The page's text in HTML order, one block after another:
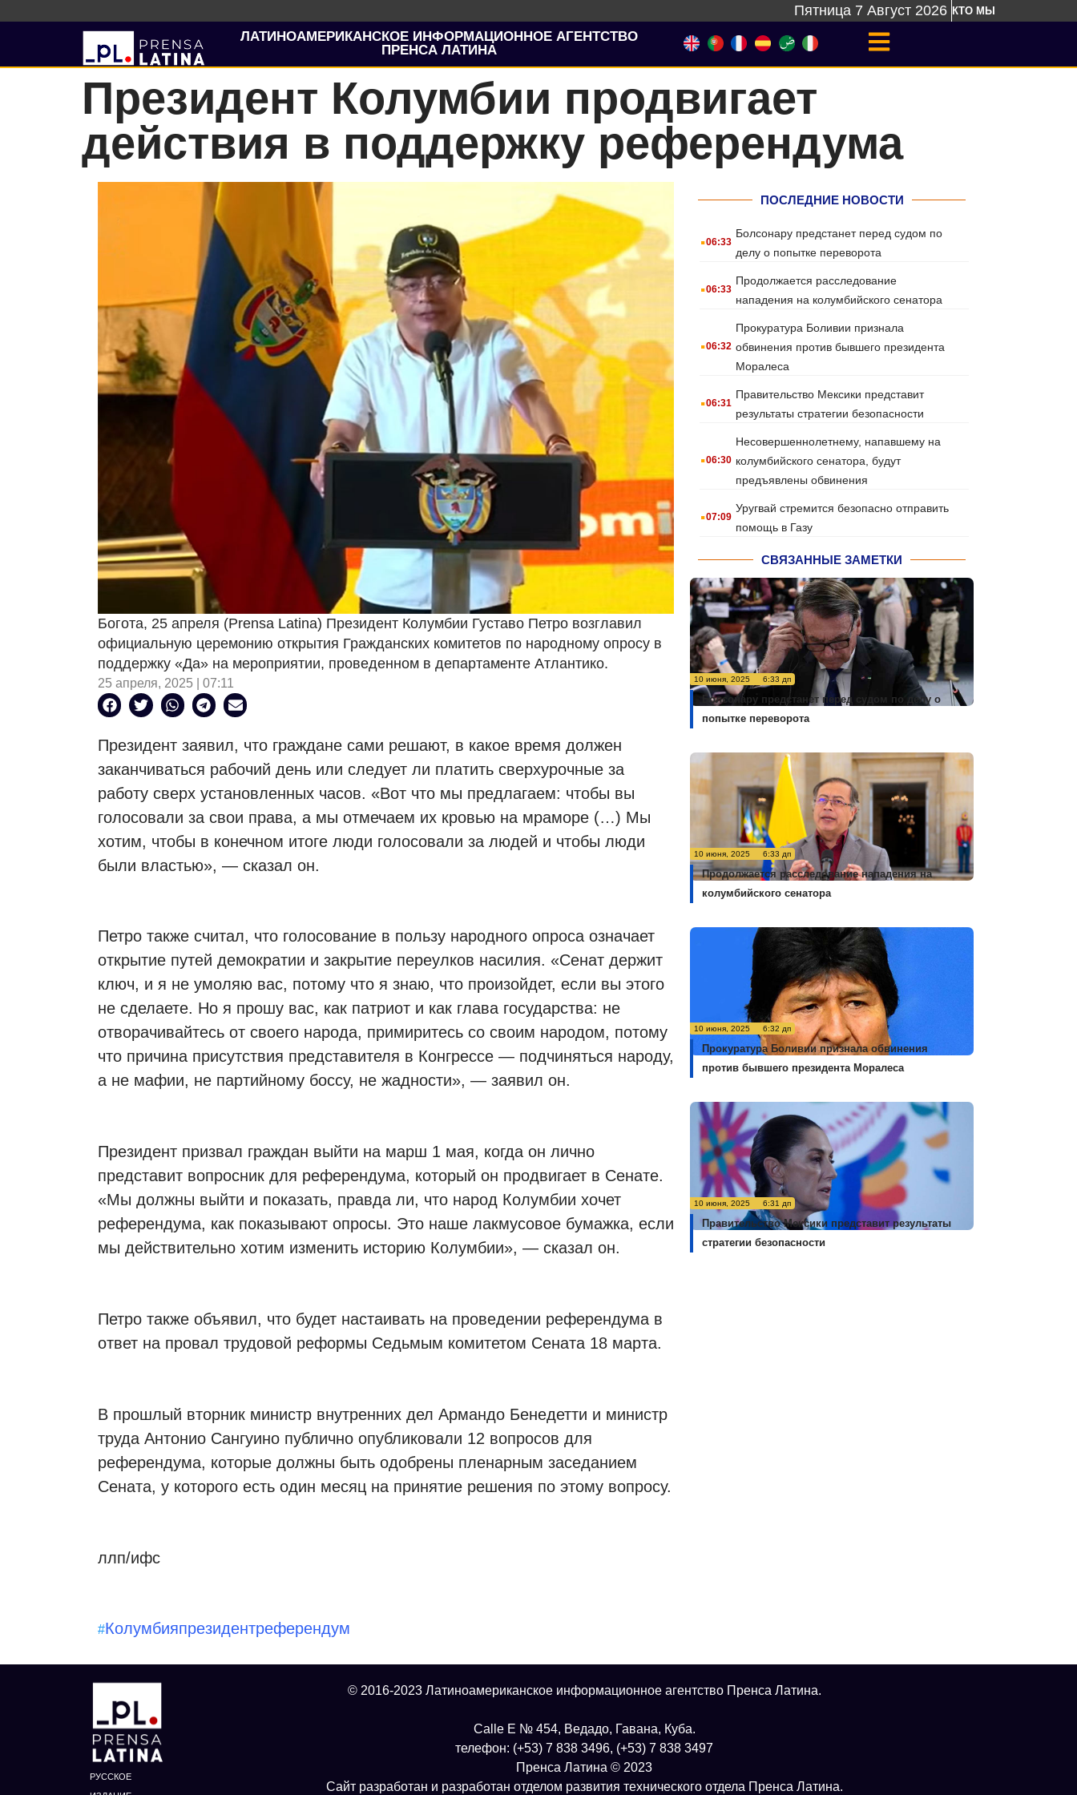
Пятница 7 Август 2026 КТО МЫ
ЛАТИНОАМЕРИКАНСКОЕ ИНФОРМАЦИОННОЕ АГЕНТСТВО
ПРЕНСА ЛАТИНА
Президент Колумбии продвигает
действия в поддержку референдума
Богота, 25 апреля (Prensa Latina) Президент Колумбии Густаво Петро возглавил
официальную церемонию открытия Гражданских комитетов по народному опросу в
поддержку «Да» на мероприятии, проведенном в департаменте Атлантико.
25 апреля, 2025 | 07:11
Президент заявил, что граждане сами решают, в какое время должен
заканчиваться рабочий день или следует ли платить сверхурочные за
работу сверх установленных часов. «Вот что мы предлагаем: чтобы вы
голосовали за свои права, а мы отмечаем их кровью на мраморе (…) Мы
хотим, чтобы в конечном итоге люди голосовали за людей и чтобы люди
были властью», — сказал он.
Петро также считал, что голосование в пользу народного опроса означает
открытие путей демократии и закрытие переулков насилия. «Сенат держит
ключ, и я не умоляю вас, потому что я знаю, что произойдет, если вы этого
не сделаете. Но я прошу вас, как патриот и как глава государства: не
отворачивайтесь от своего народа, примиритесь со своим народом, потому
что причина присутствия представителя в Конгрессе — подчиняться народу,
а не мафии, не партийному боссу, не жадности», — заявил он.
Президент призвал граждан выйти на марш 1 мая, когда он лично
представит вопросник для референдума, который он продвигает в Сенате.
«Мы должны выйти и показать, правда ли, что народ Колумбии хочет
референдума, как показывают опросы. Это наше лакмусовое бумажка, если
мы действительно хотим изменить историю Колумбии», — сказал он.
Петро также объявил, что будет настаивать на проведении референдума в
ответ на провал трудовой реформы Седьмым комитетом Сената 18 марта.
В прошлый вторник министр внутренних дел Армандо Бенедетти и министр
труда Антонио Сангуино публично опубликовали 12 вопросов для
референдума, которые должны быть одобрены пленарным заседанием
Сената, у которого есть один месяц на принятие решения по этому вопросу.
ллп/ифс
#Колумбияпрезидентреферендум
ПОСЛЕДНИЕ НОВОСТИ
.06:33
Болсонару предстанет перед судом по
делу о попытке переворота
.06:33
Продолжается расследование
нападения на колумбийского сенатора
.06:32
Прокуратура Боливии признала
обвинения против бывшего президента
Моралеса
.06:31
Правительство Мексики представит
результаты стратегии безопасности
.06:30
Несовершеннолетнему, напавшему на
колумбийского сенатора, будут
предъявлены обвинения
.07:09
Уругвай стремится безопасно отправить
помощь в Газу
СВЯЗАННЫЕ ЗАМЕТКИ
10 июня, 2025 6:33 дп
Болсонару предстанет перед судом по делу о
попытке переворота
10 июня, 2025 6:33 дп
Продолжается расследование нападения на
колумбийского сенатора
10 июня, 2025 6:32 дп
Прокуратура Боливии признала обвинения
против бывшего президента Моралеса
10 июня, 2025 6:31 дп
Правительство Мексики представит результаты
стратегии безопасности
РУССКОЕ
© 2016-2023 Латиноамериканское информационное агентство Пренса Латина.
Calle E № 454, Ведадо, Гавана, Куба.
телефон: (+53) 7 838 3496, (+53) 7 838 3497
Пренса Латина © 2023
Сайт разработан и разработан отделом развития технического отдела Пренса Латина.